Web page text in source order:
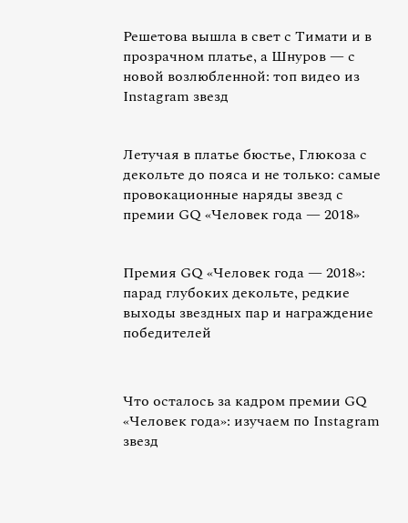
Решетова вышла в свет с Тимати и в
прозрачном платье, а Шнуров — с
новой возлюбленной: топ видео из
Instagram звезд
Летучая в платье бюстье, Глюкоза с
декольте до пояса и не только: самые
провокационные наряды звезд с
премии GQ «Человек года — 2018»
Премия GQ «Человек года — 2018»:
парад глубоких декольте, редкие
выходы звездных пар и награждение
победителей
Что осталось за кадром премии GQ
«Человек года»: изучаем по Instagram
звезд